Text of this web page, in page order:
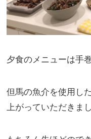
夕食のメニューは手
但馬の魚介を使用し
上がっていただきまし